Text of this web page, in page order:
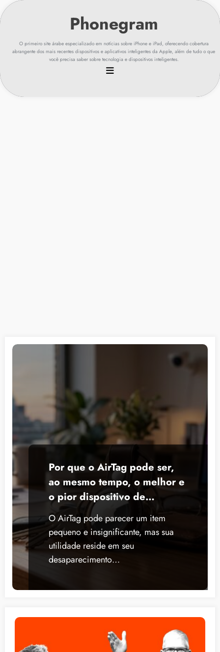
para
o
O primeiro site árabe especializado em notícias sobre iPhone e iPad, oferecendo cobertura
abrangente dos mais recentes dispositivos e aplicativos inteligentes da Apple, além de tudo o que
você precisa saber sobre tecnologia e dispositivos inteligentes.
Por que o AirTag pode ser,
ao mesmo tempo, o melhor e
o pior dispositivo de
rastreamento?
O AirTag pode parecer um item
pequeno e insignificante, mas sua
utilidade reside em seu
desaparecimento…